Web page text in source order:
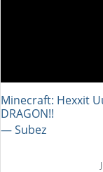
Minecraft: Hexxit
DRAGON!!
― Subez